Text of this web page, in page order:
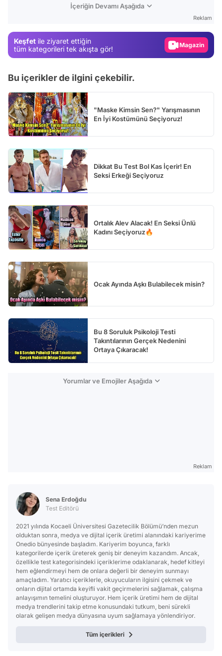
İçeriğin Devamı Aşağıda
Reklam
Keşfet ile ziyaret ettiğin
tüm kategorileri tek akışta gör!
Video
Bu içerikler de ilgini çekebilir.
"Maske Kimsin Sen?" Yarışmasının
En İyi Kostümünü Seçiyoruz!
Dikkat Bu Test Bol Kas İçerir! En
Seksi Erkeği Seçiyoruz
Ortalık Alev Alacak! En Seksi Ünlü
Kadını Seçiyoruz🔥
Ocak Ayında Aşkı Bulabilecek misin?
Bu 8 Soruluk Psikoloji Testi
Takıntılarının Gerçek Nedenini
Ortaya Çıkaracak!
Yorumlar ve Emojiler Aşağıda
Reklam
Sena Erdoğdu
Test Editörü
2021 yılında Kocaeli Üniversitesi Gazetecilik Bölümü’nden mezun
olduktan sonra, medya ve dijital içerik üretimi alanındaki kariyerime
Onedio bünyesinde başladım. Kariyerim boyunca, farklı
kategorilerde içerik üreterek geniş bir deneyim kazandım. Ancak,
özellikle test kategorisindeki içeriklerime odaklanarak, hedef kitleyi
hem eğlendirmeyi hem de onlara değerli bir deneyim sunmayı
amaçladım. Yaratıcı içeriklerle, okuyucuların ilgisini çekmek ve
onların dijital ortamda keyifli vakit geçirmelerini sağlamak, çalışma
anlayışımın temelini oluşturuyor. Hem içerik üretimi hem de dijital
medya trendlerini takip etme konusundaki tutkum, beni sürekli
olarak gelişen medya dünyasına uyum sağlamaya yönlendiriyor.
Tüm içerikleri